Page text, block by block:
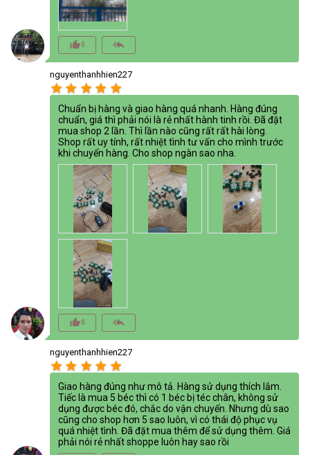
thumb_up_alt0 reply_all
nguyenthanhhien227
star star star star star
Chuẩn bị hàng và giao hàng quá nhanh. Hàng đúng
chuẩn, giá thì phải nói là rẻ nhất hành tinh rồi. Đã đặt
mua shop 2 lần. Thì lần nào cũng rất rất hài lòng.
Shop rất uy tính, rất nhiệt tình tư vấn cho mình trước
khi chuyển hàng. Cho shop ngàn sao nha.
thumb_up_alt0 reply_all
nguyenthanhhien227
star star star star star
Giao hàng đúng như mô tả. Hàng sử dụng thích lắm.
Tiếc là mua 5 béc thì có 1 béc bị téc chân, không sử
dụng được béc đó, chắc do vận chuyển. Nhưng dù sao
cũng cho shop hơn 5 sao luôn, vì có thái độ phục vụ
quá nhiệt tình. Đã đặt mua thêm để sử dụng thêm. Giá
phải nói rẻ nhất shoppe luôn hay sao rồi